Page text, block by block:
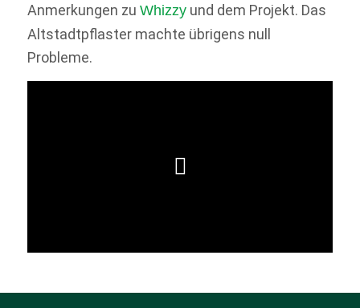
Anmerkungen zu Whizzyund dem Projekt. Das
Altstadtpflaster machte übrigens null
Probleme.